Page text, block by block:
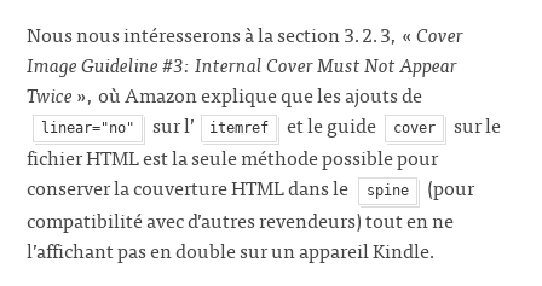
Nous nous intéresserons à la section 3.2.3, «Cover
Image Guideline #3: Internal Cover Must Not Appear
Twice», où Amazon explique que les ajouts de
linear="no" sur l’ itemref et le guide cover
sur le
fichier HTML est la seule méthode possible pour
conserver la couverture HTML dans le
spine
(pour
compatibilité avec d’autres revendeurs) tout en ne
l’affichant pas en double sur un appareil Kindle.